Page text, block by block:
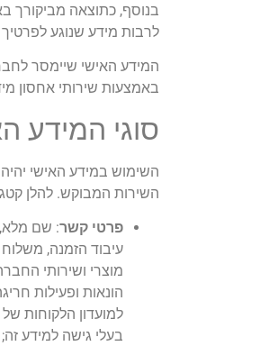
בנוסף, כתוצאה מביקורך
לרבות מידע שנוגע
המידע האישי שיימסר
באמצעות שירותי אחסון
סוגי המידע
השימוש במידע האישי
השירות המבוקש. להלן
פרטי קשר: שם מלא,
עיבוד הזמנה, משלוח
מוצרי ושירותי
הונאות ופעילות
למועדון הלקוחות
בעלי גישה למידע זה;